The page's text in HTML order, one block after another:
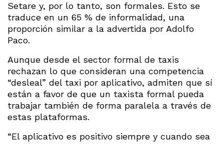
Setare y, por lo tanto, son formales. Esto se
traduce en un 65 % de informalidad, una
proporción similar a la advertida por Adolfo
Paco.
Aunque desde el sector formal de taxis
rechazan lo que consideran una competencia
“desleal” del taxi por aplicativo, admiten que sí
están a favor de que un taxista formal pueda
trabajar también de forma paralela a través de
estas plataformas.
“El aplicativo es positivo siempre y cuando sea